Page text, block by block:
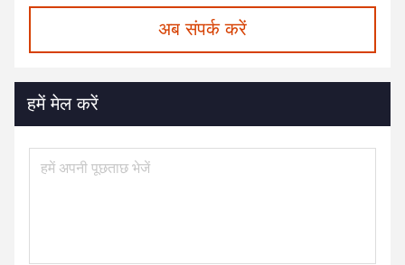
अब संपर्क करें
हमें मेल करें